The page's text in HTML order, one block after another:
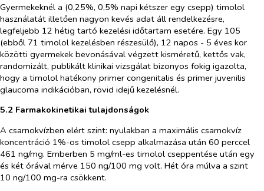
Gyermekeknél a (0,25%, 0,5% napi kétszer egy csepp) timolol
használatát illetően nagyon kevés adat áll rendelkezésre,
legfeljebb 12 hétig tartó kezelési időtartam esetére. Egy 105
(ebből 71 timolol kezelésben részesülő), 12 napos - 5 éves kor
közötti gyermekek bevonásával végzett kisméretű, kettős vak,
randomizált, publikált klinikai vizsgálat bizonyos fokig igazolta,
hogy a timolol hatékony primer congenitalis és primer juvenilis
glaucoma indikációban, rövid idejű kezelésnél.
5.2 Farmakokinetikai tulajdonságok
A csarnokvízben elért szint: nyulakban a maximális csarnokvíz
koncentráció 1%-os timolol csepp alkalmazása után 60 perccel
461 ng/mg. Emberben 5 mg/ml-es timolol cseppentése után egy
és két órával mérve 150 ng/100 mg volt. Hét óra múlva a szint
10 ng/100 mg-ra csökkent.